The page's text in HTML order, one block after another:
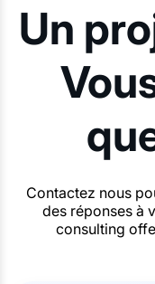
Un
Contactez nous
des réponses à
consulting